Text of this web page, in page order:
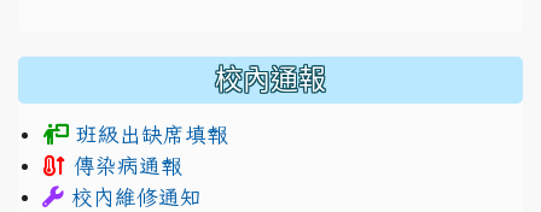
校內通報
班級出缺席填報
傳染病通報
校內維修通知